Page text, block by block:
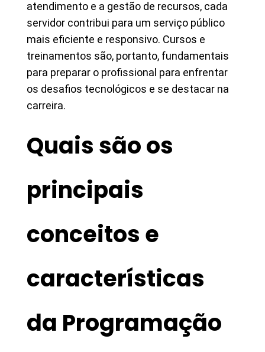
atendimento e a gestão de recursos, cada
servidor contribui para um serviço público
mais eficiente e responsivo. Cursos e
treinamentos são, portanto, fundamentais
para preparar o profissional para enfrentar
os desafios tecnológicos e se destacar na
carreira.
Quais são os
principais
conceitos e
características
da Programação